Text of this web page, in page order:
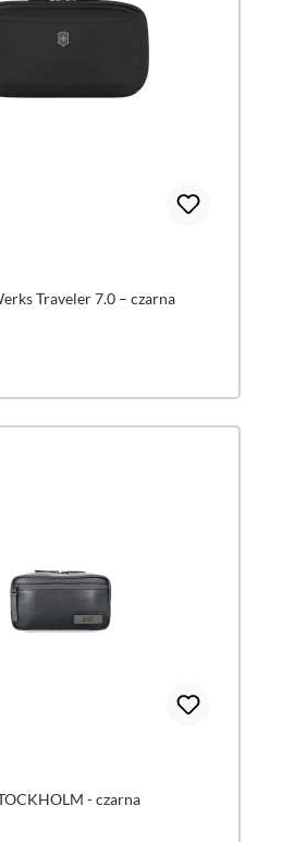
Traveler 7.0 – czarna
- czarna